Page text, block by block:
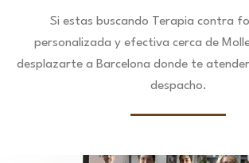
Si estas buscando Terapia contra
personalizada y efectiva cerca de
desplazarte a Barcelona donde te
despacho.